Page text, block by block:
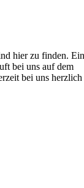
hier zu finden. Ein
bei uns auf dem
bei uns herzlich